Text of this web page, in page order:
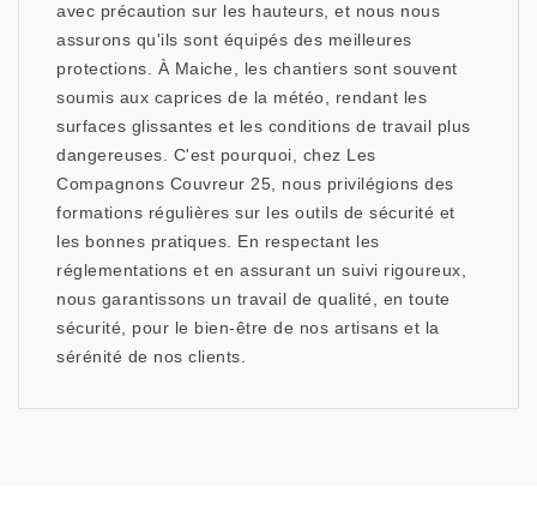
avec précaution sur les hauteurs, et nous nous
assurons qu'ils sont équipés des meilleures
protections. À Maiche, les chantiers sont souvent
soumis aux caprices de la météo, rendant les
surfaces glissantes et les conditions de travail plus
dangereuses. C'est pourquoi, chez Les
Compagnons Couvreur 25, nous privilégions des
formations régulières sur les outils de sécurité et
les bonnes pratiques. En respectant les
réglementations et en assurant un suivi rigoureux,
nous garantissons un travail de qualité, en toute
sécurité, pour le bien-être de nos artisans et la
sérénité de nos clients.